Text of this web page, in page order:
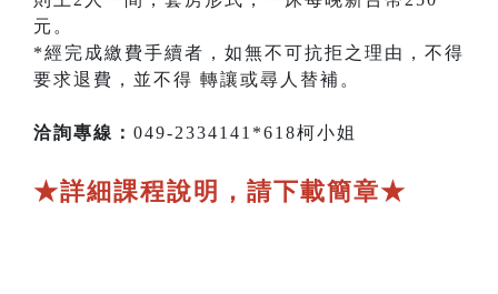
元。
*經完成繳費手續者，如無不可抗拒之理由，不得
要求退費，並不得 轉讓或尋人替補。
洽詢專線： 049-2334141*618柯小姐
★詳細課程說明，請下載簡章★